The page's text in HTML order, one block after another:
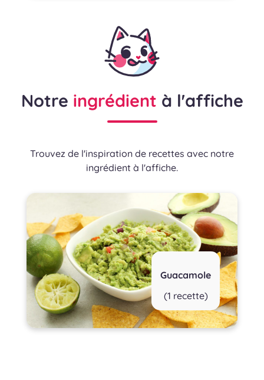
Notre ingrédient à l'affiche
Trouvez de l'inspiration de recettes avec notre
ingrédient à l'affiche.
Guacamole
(1 recette)